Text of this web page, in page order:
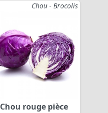
Chou - Brocolis
Chou rouge pièce